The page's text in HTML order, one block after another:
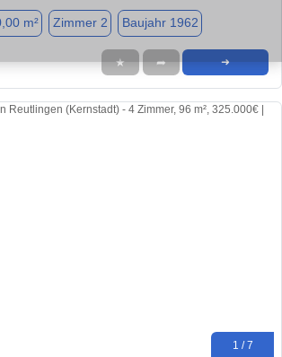
m² Zimmer 2 Baujahr 1962
★ ➦ ➜
1 / 7